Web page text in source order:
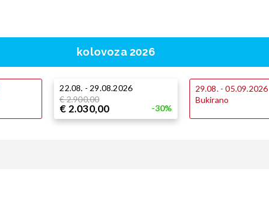
kolovoza 2026
22.08. - 29.08.2026
€ 2.900,00
€ 2.030,00 -30%
29.08. - 05.09.2026
Bukirano